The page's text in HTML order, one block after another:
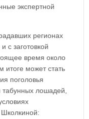
экспертной
регионах
с заготовкой
время около
итоге может стать
поголовья
табунных лошадей,